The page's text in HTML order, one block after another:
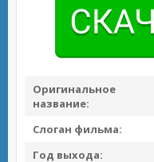
Оригинальное
название:
Слоган фильма:
Год выхода: